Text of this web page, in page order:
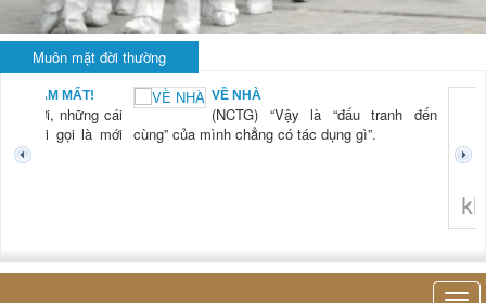
Muôn mặt đời thường
NAM MẤT!
“Xời, những cái
mới gọi là mới
VỀ NHÀ
(NCTG) “Vậy là “đấu tranh đến
cùng” của mình chẳng có tác dụng gì”.